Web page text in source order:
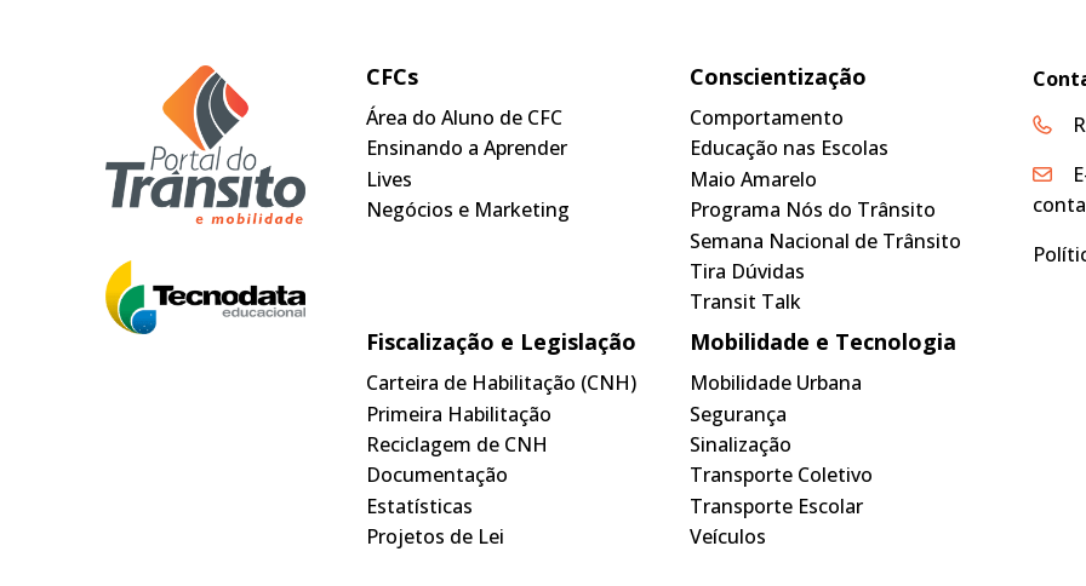
CFCs
Área do Aluno de CFC
Ensinando a Aprender
Lives
Negócios e Marketing
Conscientização
Comportamento
Educação nas Escolas
Maio Amarelo
Programa Nós do Trânsito
Semana Nacional de Trânsito
Tira Dúvidas
Transit Talk
Fiscalização e Legislação
Carteira de Habilitação (CNH)
Primeira Habilitação
Reciclagem de CNH
Documentação
Estatísticas
Projetos de Lei
Mobilidade e Tecnologia
Mobilidade Urbana
Segurança
Sinalização
Transporte Coletivo
Transporte Escolar
Veículos